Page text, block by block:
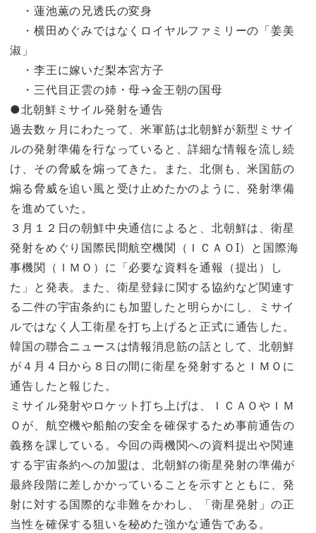
・蓮池薫の兄透氏の変身
・横田めぐみではなくロイヤルファミリーの「姜美
淑」
・李王に嫁いだ梨本宮方子
・三代目正雲の姉・母→金王朝の国母
●北朝鮮ミサイル発射を通告
過去数ヶ月にわたって、米軍筋は北朝鮮が新型ミサイ
ルの発射準備を行なっていると、詳細な情報を流し続
け、その脅威を煽ってきた。また、北側も、米国筋の
煽る脅威を追い風と受け止めたかのように、発射準備
を進めていた。
３月１２日の朝鮮中央通信によると、北朝鮮は、衛星
発射をめぐり国際民間航空機関（ＩＣＡＯI）と国際海
事機関（ＩＭＯ）に「必要な資料を通報（提出）し
た」と発表。また、衛星登録に関する協約など関連す
る二件の宇宙条約にも加盟したと明らかにし、ミサイ
ルではなく人工衛星を打ち上げると正式に通告した。
韓国の聯合ニュースは情報消息筋の話として、北朝鮮
が４月４日から８日の間に衛星を発射するとＩＭＯに
通告したと報じた。
ミサイル発射やロケット打ち上げは、ＩＣＡＯやＩＭ
Ｏが、航空機や船舶の安全を確保するため事前通告の
義務を課している。今回の両機関への資料提出や関連
する宇宙条約への加盟は、北朝鮮の衛星発射の準備が
最終段階に差しかかっていることを示すとともに、発
射に対する国際的な非難をかわし、「衛星発射」の正
当性を確保する狙いを秘めた強かな通告である。